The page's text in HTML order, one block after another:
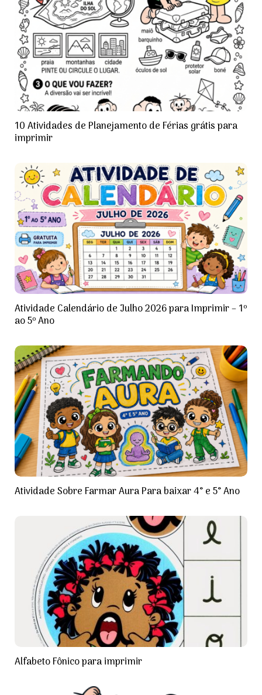
10 Atividades de Planejamento de Férias grátis para
imprimir
Atividade Calendário de Julho 2026 para Imprimir – 1º
ao 5º Ano
Atividade Sobre Farmar Aura Para baixar 4° e 5° Ano
Alfabeto Fônico para imprimir